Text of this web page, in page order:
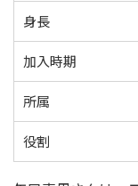
身長
加入時期
所属
役割